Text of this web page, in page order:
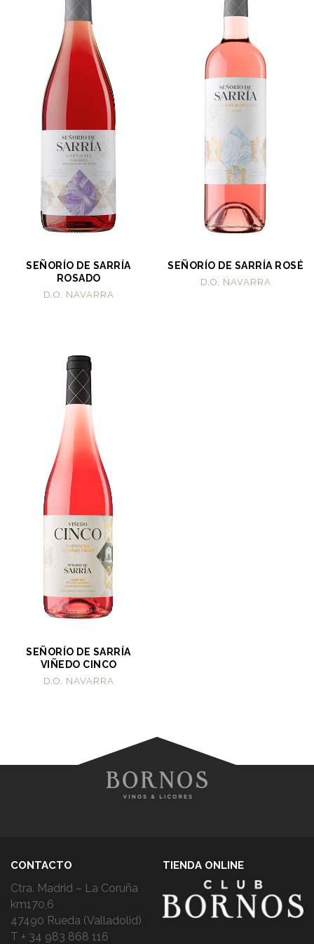
SEÑORÍO DE SARRÍA
ROSADO
D.O. NAVARRA
SEÑORÍO DE SARRÍA ROSÉ
D.O. NAVARRA
SEÑORÍO DE SARRÍA
VIÑEDO CINCO
D.O. NAVARRA
CONTACTO
Ctra. Madrid – La Coruña
km170,6
47490 Rueda (Valladolid)
T + 34 983 868 116
TIENDA ONLINE